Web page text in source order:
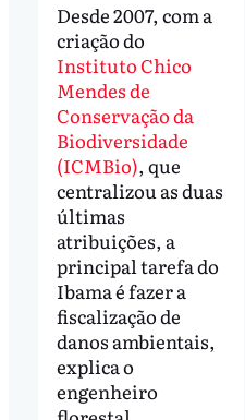
Desde 2007, com a
criação do
Instituto Chico
Mendes de
Conservação da
Biodiversidade
(ICMBio), que
centralizou as duas
últimas
atribuições, a
principal tarefa do
Ibama é fazer a
fiscalização de
danos ambientais,
explica o
engenheiro